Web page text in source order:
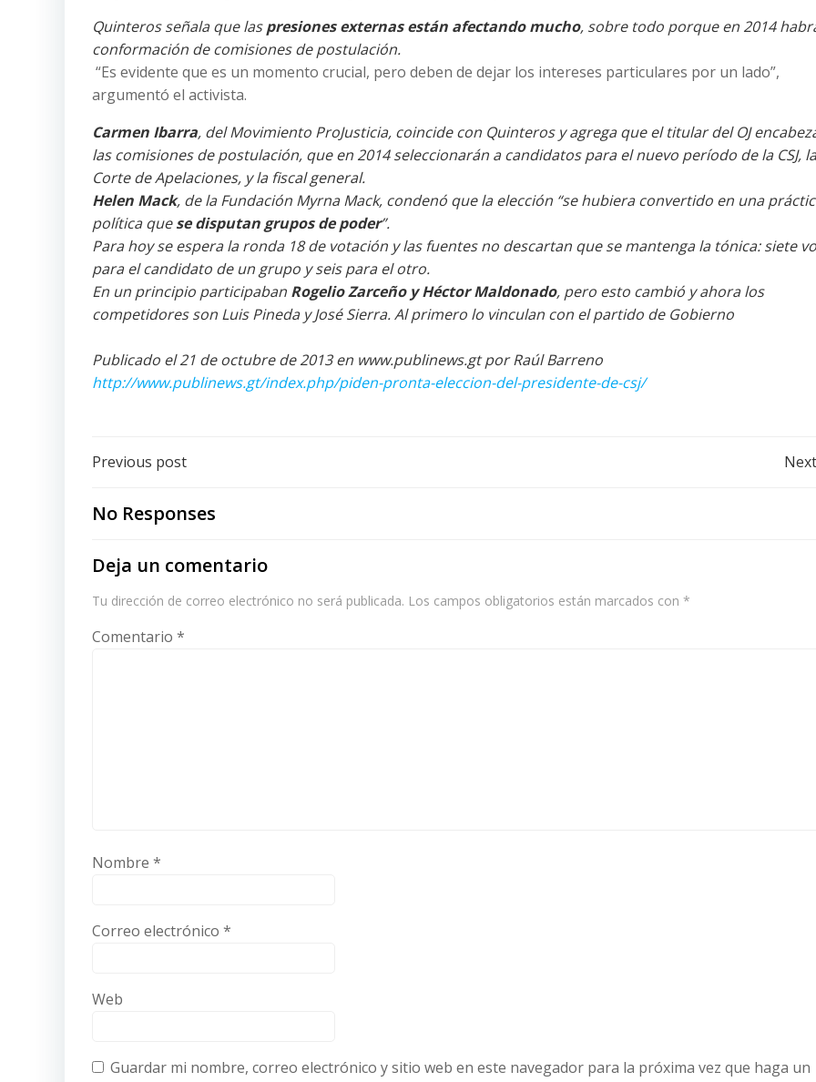
Quinteros señala que laspresiones externas están afectando mucho, sobre todo porque en 2014
conformación de comisiones de postulación.
“Es evidente que es un momento crucial, pero deben de dejar los intereses particulares por un lado”,
argumentó el activista.
Carmen Ibarra, del Movimiento ProJusticia, coincide con Quinteros y agrega que el titular del OJ
las comisiones de postulación, que en 2014 seleccionarán a candidatos para el nuevo período de la CSJ, la
Corte de Apelaciones, y la fiscal general.
Helen Mack, de la Fundación Myrna Mack, condenó que la elección “se hubiera convertido en una
política quese disputan grupos de poder”.
Para hoy se espera la ronda 18 de votación y las fuentes no descartan que se mantenga la tónica: siete
para el candidato de un grupo y seis para el otro.
En un principio participaban Rogelio Zarceño y Héctor Maldonado, pero esto cambió y ahora los
competidores son Luis Pineda y José Sierra. Al primero lo vinculan con el partido de Gobierno
Publicado el 21 de octubre de 2013 en www.publinews.gt por Raúl Barreno
http://www.publinews.gt/index.php/piden-pronta-eleccion-del-presidente-de-csj/
Post
navigation
Previous post
No Responses
Deja un comentario
Tu dirección de correo electrónico no será publicada. Los campos obligatorios están marcados con *
Comentario *
Nombre *
Correo electrónico *
Web
Guardar mi nombre, correo electrónico y sitio web en este navegador para la próxima vez que haga un